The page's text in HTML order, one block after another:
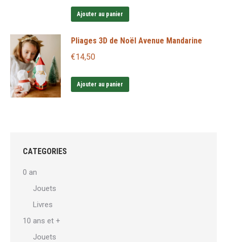
Ajouter au panier
Pliages 3D de Noël Avenue Mandarine
€14,50
Ajouter au panier
CATEGORIES
0 an
Jouets
Livres
10 ans et +
Jouets